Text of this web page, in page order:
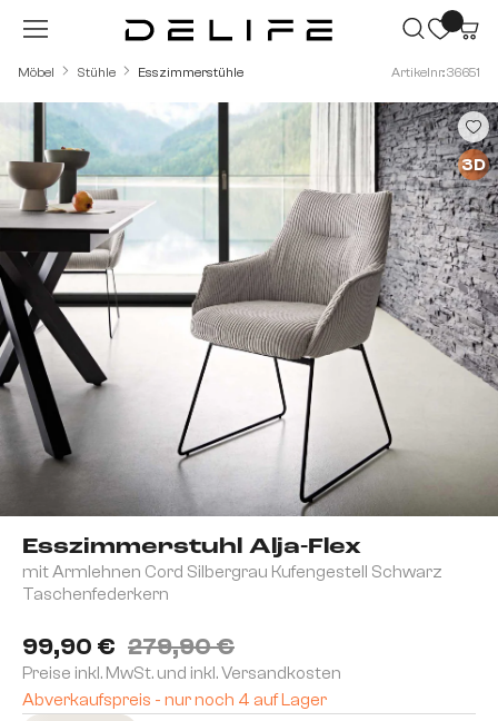
Zum Hauptinhalt springen
Möbel Stühle Esszimmerstühle Artikelnr.: 36651
Esszimmerstuhl Alja-Flex
mit Armlehnen Cord Silbergrau Kufengestell Schwarz
Taschenfederkern
99,90 € 279,90 €
Preise inkl. MwSt. und inkl. Versandkosten
Abverkaufspreis - nur noch 4 auf Lager
Bildergalerie überspringen
3D